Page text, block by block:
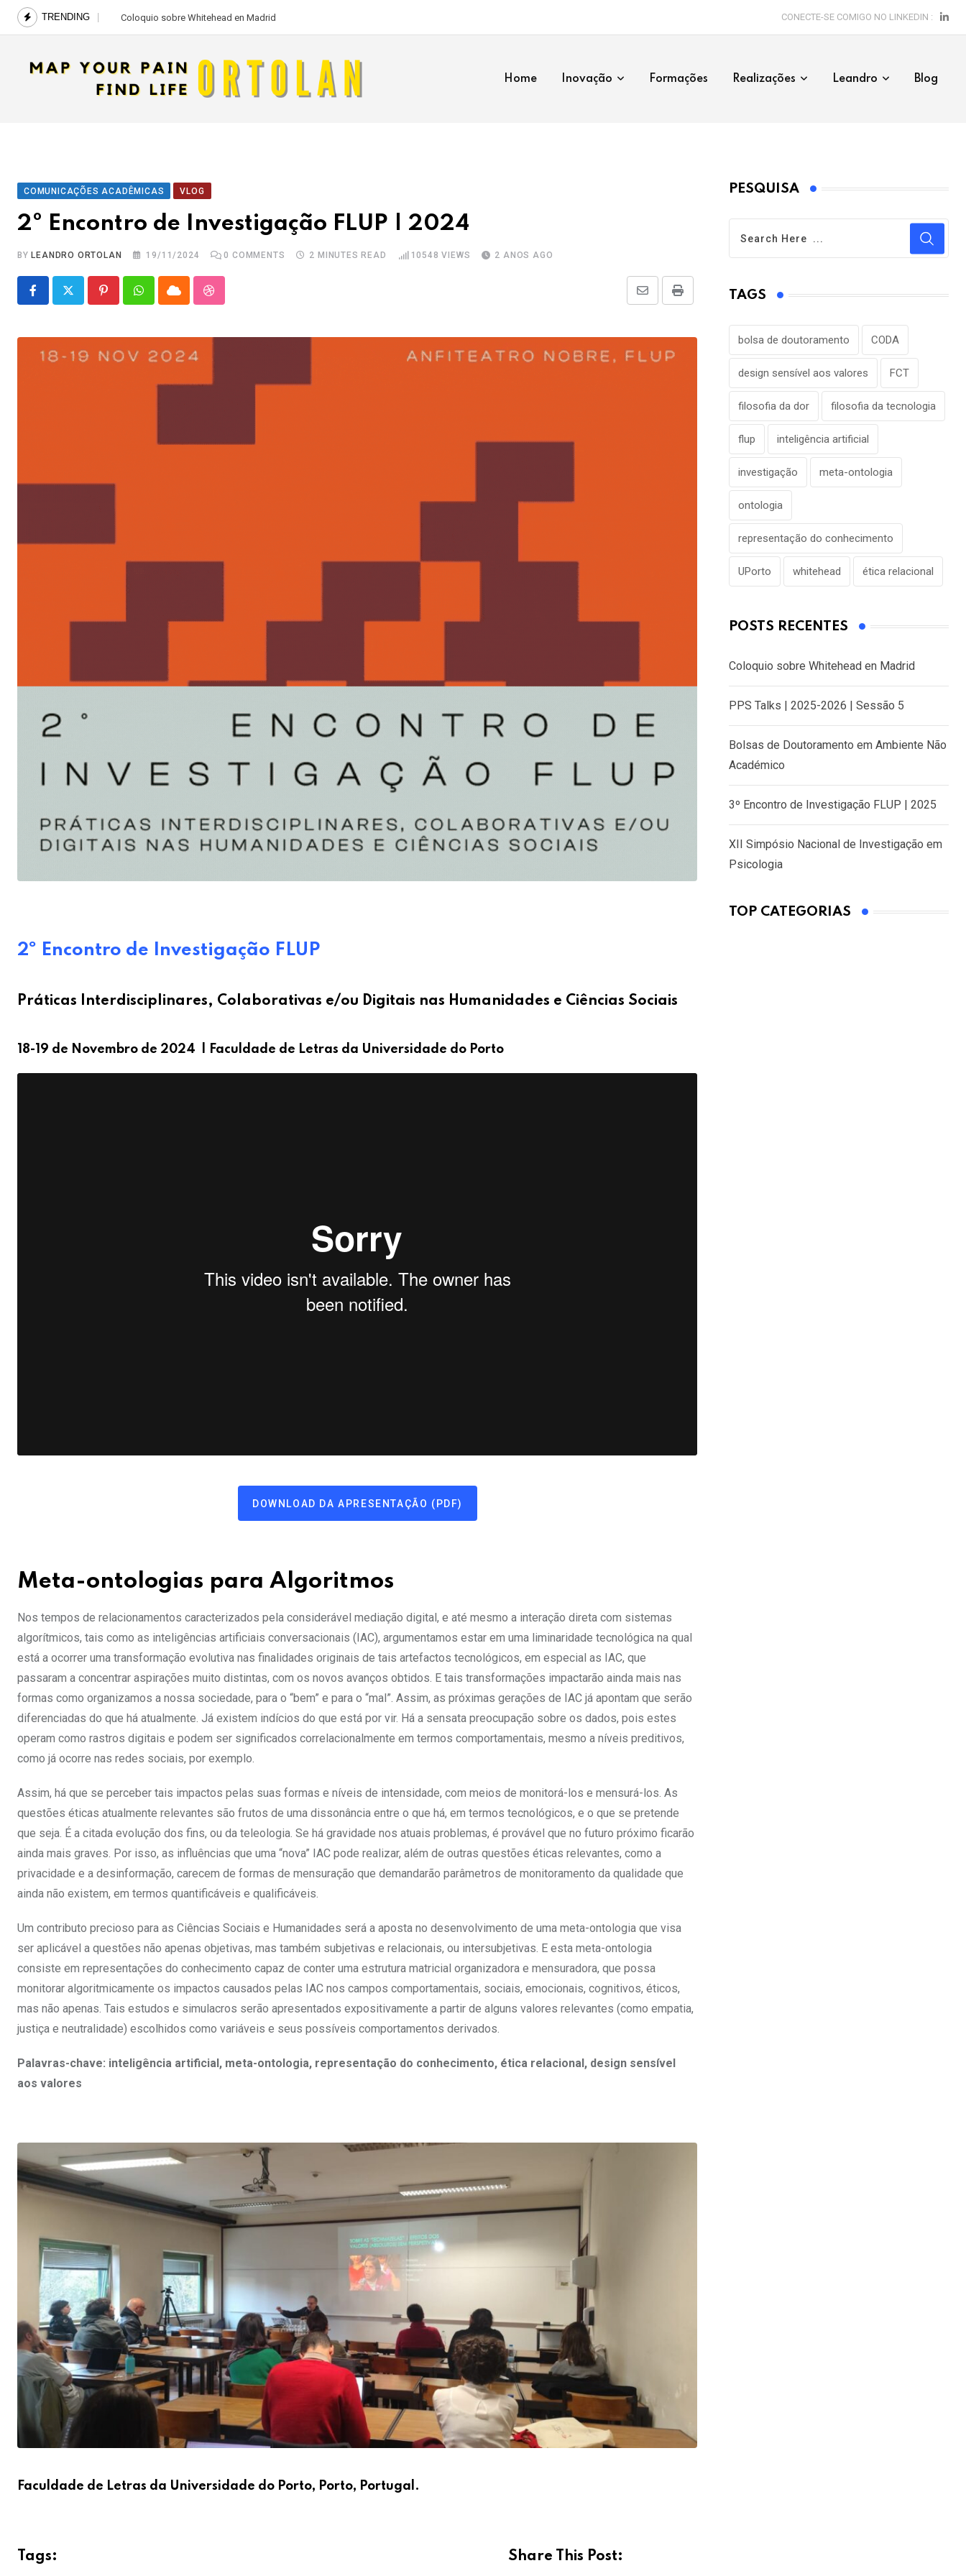
Skip
TRENDING Coloquio sobre Whitehead en Madrid CONECTE-SE COMIGO NO LINKEDIN :
Home Inovação Formações Realizações Leandro Blog
COMUNICAÇÕES ACADÊMICAS VLOG
2º Encontro de Investigação FLUP | 2024
BY LEANDRO ORTOLAN 19/11/2024 0 COMMENTS 2 MINUTES READ 10548 VIEWS 2 ANOS AGO
PinterestWhatsappCloud StumbleUpon Print
Share
Email
2º Encontro de Investigação FLUP
Práticas Interdisciplinares, Colaborativas e/ou Digitais nas Humanidades e Ciências Sociais
18-19 de Novembro de 2024 | Faculdade de Letras da Universidade do Porto
DOWNLOAD DA APRESENTAÇÃO (PDF)
Meta-ontologias para Algoritmos
Nos tempos de relacionamentos caracterizados pela considerável mediação digital, e até mesmo a interação direta com sistemas
algorítmicos, tais como as inteligências artificiais conversacionais (IAC), argumentamos estar em uma liminaridade tecnológica na qual
está a ocorrer uma transformação evolutiva nas finalidades originais de tais artefactos tecnológicos, em especial as IAC, que
passaram a concentrar aspirações muito distintas, com os novos avanços obtidos. E tais transformações impactarão ainda mais nas
formas como organizamos a nossa sociedade, para o “bem” e para o “mal”. Assim, as próximas gerações de IAC já apontam que serão
diferenciadas do que há atualmente. Já existem indícios do que está por vir. Há a sensata preocupação sobre os dados, pois estes
operam como rastros digitais e podem ser significados correlacionalmente em termos comportamentais, mesmo a níveis preditivos,
como já ocorre nas redes sociais, por exemplo.
Assim, há que se perceber tais impactos pelas suas formas e níveis de intensidade, com meios de monitorá-los e mensurá-los. As
questões éticas atualmente relevantes são frutos de uma dissonância entre o que há, em termos tecnológicos, e o que se pretende
que seja. É a citada evolução dos fins, ou da teleologia. Se há gravidade nos atuais problemas, é provável que no futuro próximo ficarão
ainda mais graves. Por isso, as influências que uma “nova” IAC pode realizar, além de outras questões éticas relevantes, como a
privacidade e a desinformação, carecem de formas de mensuração que demandarão parâmetros de monitoramento da qualidade que
ainda não existem, em termos quantificáveis e qualificáveis.
Um contributo precioso para as Ciências Sociais e Humanidades será a aposta no desenvolvimento de uma meta-ontologia que visa
ser aplicável a questões não apenas objetivas, mas também subjetivas e relacionais, ou intersubjetivas. E esta meta-ontologia
consiste em representações do conhecimento capaz de conter uma estrutura matricial organizadora e mensuradora, que possa
monitorar algoritmicamente os impactos causados pelas IAC nos campos comportamentais, sociais, emocionais, cognitivos, éticos,
mas não apenas. Tais estudos e simulacros serão apresentados expositivamente a partir de alguns valores relevantes (como empatia,
justiça e neutralidade) escolhidos como variáveis e seus possíveis comportamentos derivados.
Palavras-chave: inteligência artificial, meta-ontologia, representação do conhecimento, ética relacional, design sensível
aos valores
Faculdade de Letras da Universidade do Porto, Porto, Portugal.
Tags: Share This Post:
PESQUISA
TAGS
bolsa de doutoramento CODA
design sensível aos valores FCT
filosofia da dor filosofia da tecnologia
flup inteligência artificial
investigação meta-ontologia
ontologia
representação do conhecimento
UPorto whitehead ética relacional
POSTS RECENTES
Coloquio sobre Whitehead en Madrid
PPS Talks | 2025-2026 | Sessão 5
Bolsas de Doutoramento em Ambiente Não
Académico
3º Encontro de Investigação FLUP | 2025
XII Simpósio Nacional de Investigação em
Psicologia
TOP CATEGORIAS